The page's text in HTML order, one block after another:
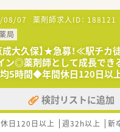
れるキャリアイメージ】
店舗のコアメンバーとして実務を
薬剤師や薬局長を目指すことがで
ジ制に基づき「独り立ち」から「マ
でき、自身の目指すべき目標が常
の適性や希望に応じて、将来的に人
での活躍など、多彩なフィール
08/07 薬剤師求人ID： 188121
局
成大久保】★急募！≪駅チ
ン◎薬剤師として成長でき
5時間◆年間休日120日以上
検討リストに追加
日120日以上 週32h以上 新